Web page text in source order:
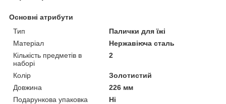
Основні атрибути
Тип
Палички для їжі
Матеріал
Нержавіюча сталь
Кількість предметів в
наборі
2
Колір
Золотистий
Довжина
226 мм
Подарункова упаковка
Ні